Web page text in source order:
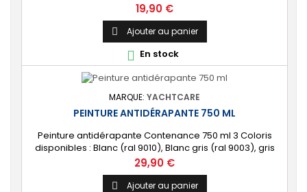
l’application d’une laque de finition. ⚙️ [Multi-supports]
Applicable sur les supports en bois, polyester et acier
situés au-dessus de la ligne de flottaison de votre
bateau (intérieurs et extérieurs). 🔝 [Protection de
qualité] Fournit une surface...
Prix
19,90 €
 Ajouter au panier
 En stock
MARQUE: YACHTCARE
PEINTURE ANTIDÉRAPANTE 750 ML
Peinture antidérapante Contenance 750 ml 3 Coloris
disponibles : Blanc (ral 9010), Blanc gris (ral 9003), gris
perle (ral 1013)
Prix
29,90 €
 Ajouter au panier